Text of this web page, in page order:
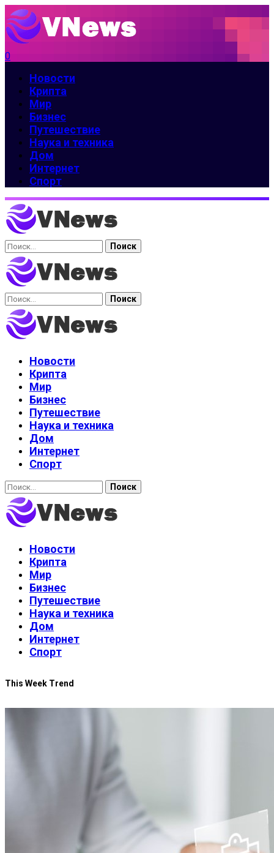
0
Новости
Крипта
Мир
Бизнес
Путешествие
Наука и техника
Дом
Интернет
Спорт
Найти:
Найти:
Новости
Крипта
Мир
Бизнес
Путешествие
Наука и техника
Дом
Интернет
Спорт
Найти:
Новости
Крипта
Мир
Бизнес
Путешествие
Наука и техника
Дом
Интернет
Спорт
This Week Trend